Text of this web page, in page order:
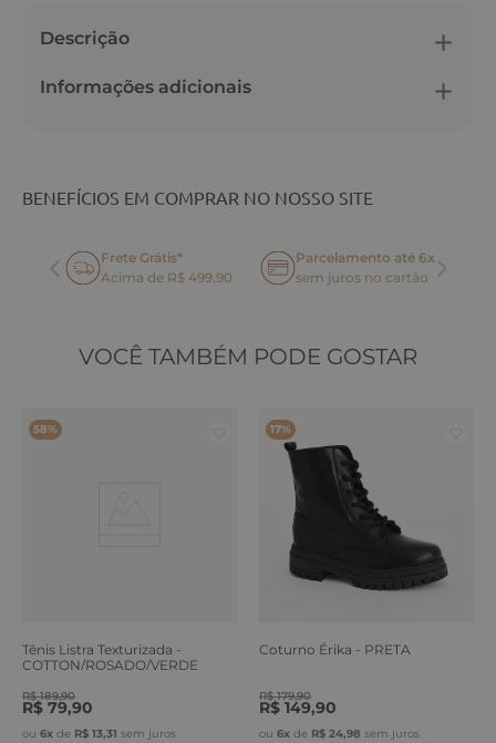
Descrição
Informações adicionais
BENEFÍCIOS EM COMPRAR NO NOSSO SITE
Frete Grátis*
Acima de R$ 499,90
Parcelamento até 6x
sem juros no cartão
VOCÊ TAMBÉM PODE GOSTAR
58%
Tênis Listra Texturizada -
COTTON/ROSADO/VERDE
R$ 189,90
R$ 79,90
ou 6x de R$ 13,31 sem juros
17%
Coturno Érika - PRETA
R$ 179,90
R$ 149,90
ou 6x de R$ 24,98 sem juros